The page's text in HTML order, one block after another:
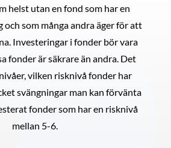
helst utan en fond som har en
som många andra äger för att
Investeringar i fonder bör vara
fonder är säkrare än andra. Det
vilken risknivå fonder har
svängningar man kan förvänta
fonder som har en risknivå
mellan 5-6.